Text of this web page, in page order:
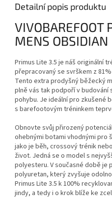
Detailní popis produktu
VIVOBAREFOOT
MENS OBSIDIAN
Primus Lite 3.5 je náš originální
přepracovaný se svrškem z
Tento extra prodyšný běžecký
plně vás tak podpoří v budování
pohybu. Je ideální pro zkušené
s barefootovým tréninkem
Obnovte svůj přirozený
ohebnými botami vhodnými pro
jako je běh, crossový trénik
život. Jedná se o model s
polyesteru. V současné době je
polyuretan, který zvyšuje
Primus Lite 3.5 k 100%
jindy, a tedy i o krok blíže ke